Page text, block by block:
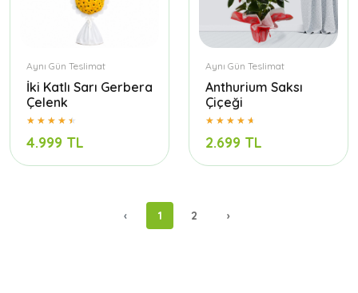
Aynı Gün Teslimat
İki Katlı Sarı Gerbera
Çelenk
4.999 TL
Aynı Gün Teslimat
Anthurium Saksı
Çiçeği
2.699 TL
‹ 1 2 ›